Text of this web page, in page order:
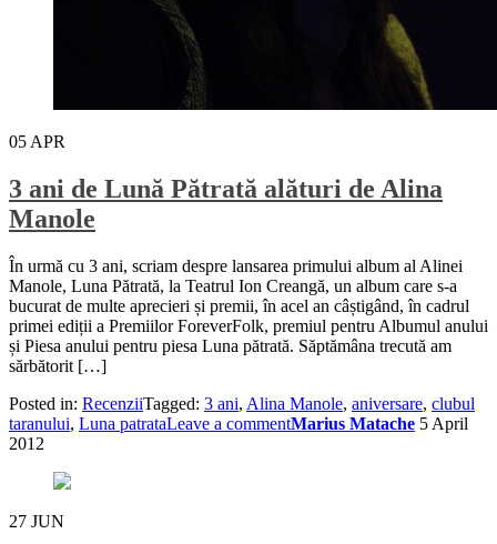
05 APR
3 ani de Lună Pătrată alături de Alina
Manole
În urmă cu 3 ani, scriam despre lansarea primului album al Alinei
Manole, Luna Pătrată, la Teatrul Ion Creangă, un album care s-a
bucurat de multe aprecieri și premii, în acel an câștigând, în cadrul
primei ediții a Premiilor ForeverFolk, premiul pentru Albumul anului
și Piesa anului pentru piesa Luna pătrată. Săptămâna trecută am
sărbătorit […]
Posted in: RecenziiTagged: 3 ani, Alina Manole, aniversare, clubul
taranului, Luna patrataLeave a commentMarius Matache 5 April
2012
27 JUN